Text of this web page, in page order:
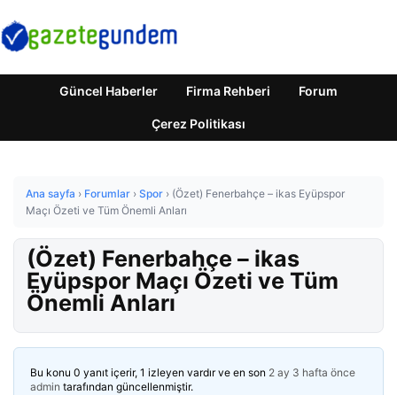
Güncel Haberler Firma Rehberi Forum
Çerez Politikası
Ana sayfa › Forumlar › Spor › (Özet) Fenerbahçe – ikas Eyüpspor
Maçı Özeti ve Tüm Önemli Anları
(Özet) Fenerbahçe – ikas
Eyüpspor Maçı Özeti ve Tüm
Önemli Anları
Bu konu 0 yanıt içerir, 1 izleyen vardır ve en son 2 ay 3 hafta önce
admin tarafından güncellenmiştir.